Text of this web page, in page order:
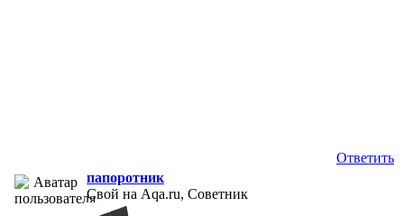
Ответить
папоротник
Свой на Aqa.ru, Советник